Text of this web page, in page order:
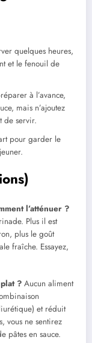
quelques heures,
et le fenouil de
à l’avance,
mais n’ajoutez
de servir.
pour garder le
l’atténuer ?
Plus il est
plus le goût
fraîche. Essayez,
? Aucun aliment
et réduit
vous ne sentirez
pâtes en sauce.